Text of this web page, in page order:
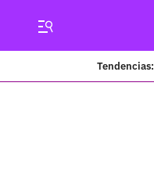
Tendencias: